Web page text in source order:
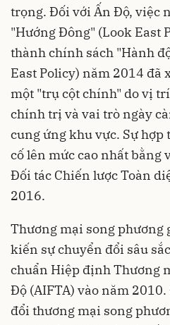
trọng. Đối với Ấn Độ, việc
"Hướng Đông" (Look East
thành chính sách "Hành
East Policy) năm 2014 đã
một "trụ cột chính" do vị
chính trị và vai trò ngày
cung ứng khu vực. Sự hợp
cố lên mức cao nhất bằng
Đối tác Chiến lược Toàn
2016.
Thương mại song phương
kiến sự chuyển đổi sâu
chuẩn Hiệp định Thương
Độ (AIFTA) vào năm
đổi thương mại song